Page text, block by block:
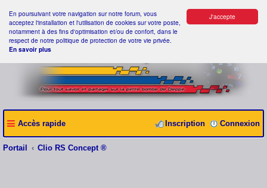
J'accepte
En poursuivant votre navigation sur notre forum, vous
acceptez l'installation et l'utilisation de cookies sur votre poste,
notamment à des fins d'optimisation et/ou de confort, dans le
respect de notre politique de protection de votre vie privée.
En savoir plus
Accès rapide Connexion
Inscription
Portail Clio RS Concept ®